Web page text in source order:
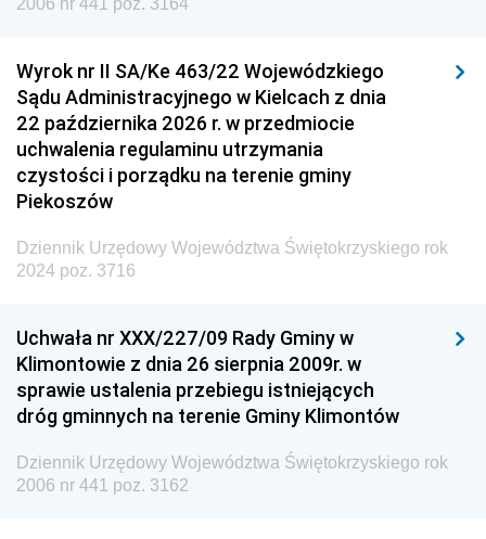
2006 nr 441 poz. 3164
Wyrok nr II SA/Ke 463/22 Wojewódzkiego
Sądu Administracyjnego w Kielcach z dnia
22 października 2026 r. w przedmiocie
uchwalenia regulaminu utrzymania
czystości i porządku na terenie gminy
Piekoszów
Dziennik Urzędowy Województwa Świętokrzyskiego rok
2024 poz. 3716
Uchwała nr XXX/227/09 Rady Gminy w
Klimontowie z dnia 26 sierpnia 2009r. w
sprawie ustalenia przebiegu istniejących
dróg gminnych na terenie Gminy Klimontów
Dziennik Urzędowy Województwa Świętokrzyskiego rok
2006 nr 441 poz. 3162